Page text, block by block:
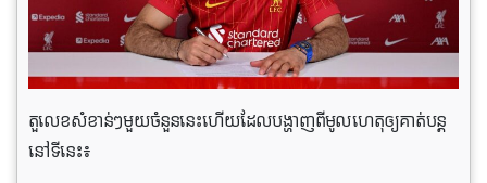
តួលេខសំខាន់ៗមួយចំនួននេះហេីយដែលបង្ហាញពីមូលហេតុឲ្យគាត់បន្ត
នៅទីនេះ៖